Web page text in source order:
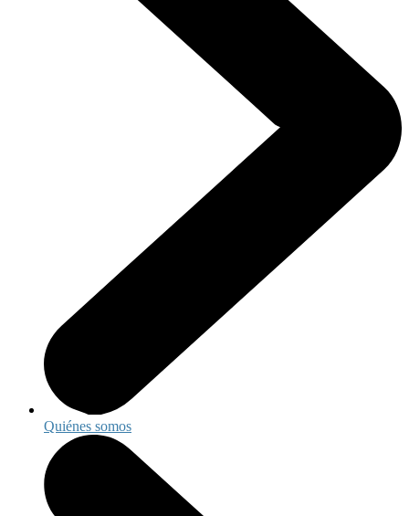
Quiénes somos